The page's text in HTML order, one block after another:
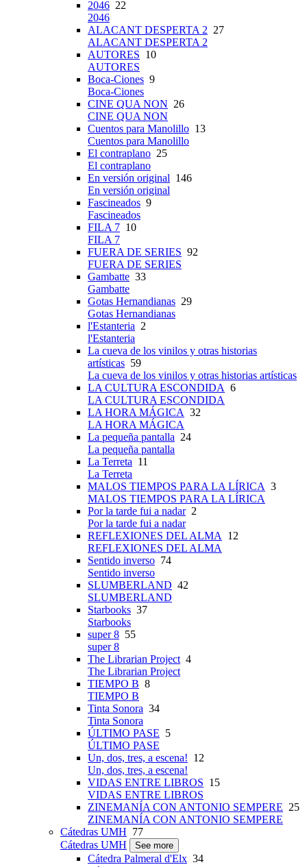
2046 22
2046
ALACANT DESPERTA 2 27
ALACANT DESPERTA 2
AUTORES 10
AUTORES
Boca-Ciones 9
Boca-Ciones
CINE QUA NON 26
CINE QUA NON
Cuentos para Manolillo 13
Cuentos para Manolillo
El contraplano 25
El contraplano
En versión original 146
En versión original
Fascineados 9
Fascineados
FILA 7 10
FILA 7
FUERA DE SERIES 92
FUERA DE SERIES
Gambatte 33
Gambatte
Gotas Hernandianas 29
Gotas Hernandianas
l'Estanteria 2
l'Estanteria
La cueva de los vinilos y otras historias
artísticas 59
La cueva de los vinilos y otras historias artísticas
LA CULTURA ESCONDIDA 6
LA CULTURA ESCONDIDA
LA HORA MÁGICA 32
LA HORA MÁGICA
La pequeña pantalla 24
La pequeña pantalla
La Terreta 11
La Terreta
MALOS TIEMPOS PARA LA LÍRICA 3
MALOS TIEMPOS PARA LA LÍRICA
Por la tarde fui a nadar2
Por la tarde fui a nadar
REFLEXIONES DEL ALMA 12
REFLEXIONES DEL ALMA
Sentido inverso 74
Sentido inverso
SLUMBERLAND 42
SLUMBERLAND
Starbooks 37
Starbooks
super 8 55
super 8
The Librarian Project4
The Librarian Project
TIEMPO B 8
TIEMPO B
Tinta Sonora 34
Tinta Sonora
ÚLTIMO PASE 5
ÚLTIMO PASE
Un, dos, tres, a escena! 12
Un, dos, tres, a escena!
VIDAS ENTRE LIBROS 15
VIDAS ENTRE LIBROS
ZINEMANÍA CON ANTONIO SEMPERE 25
ZINEMANÍA CON ANTONIO SEMPERE
Cátedras UMH 77
Cátedras UMH
See more
Cátedra Palmeral d'Elx 34